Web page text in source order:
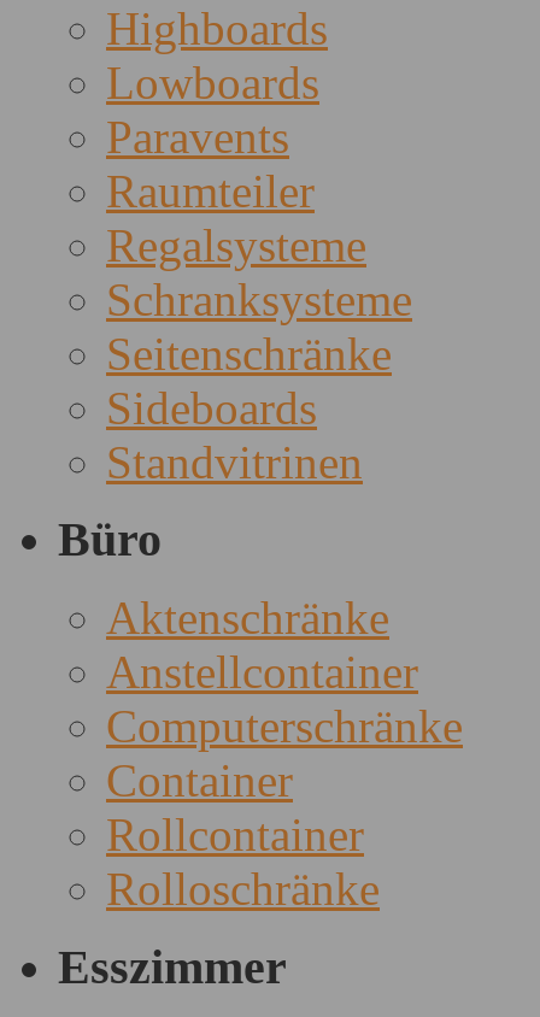
Highboards
Lowboards
Paravents
Raumteiler
Regalsysteme
Schranksysteme
Seitenschränke
Sideboards
Standvitrinen
Büro
Aktenschränke
Anstellcontainer
Computerschränke
Container
Rollcontainer
Rolloschränke
Esszimmer